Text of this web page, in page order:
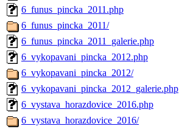
6_funus_pincka_2011.php
6_funus_pincka_2011/
6_funus_pincka_2011_galerie.php
6_vykopavani_pincka_2012.php
6_vykopavani_pincka_2012/
6_vykopavani_pincka_2012_galerie.php
6_vystava_horazdovice_2016.php
6_vystava_horazdovice_2016/